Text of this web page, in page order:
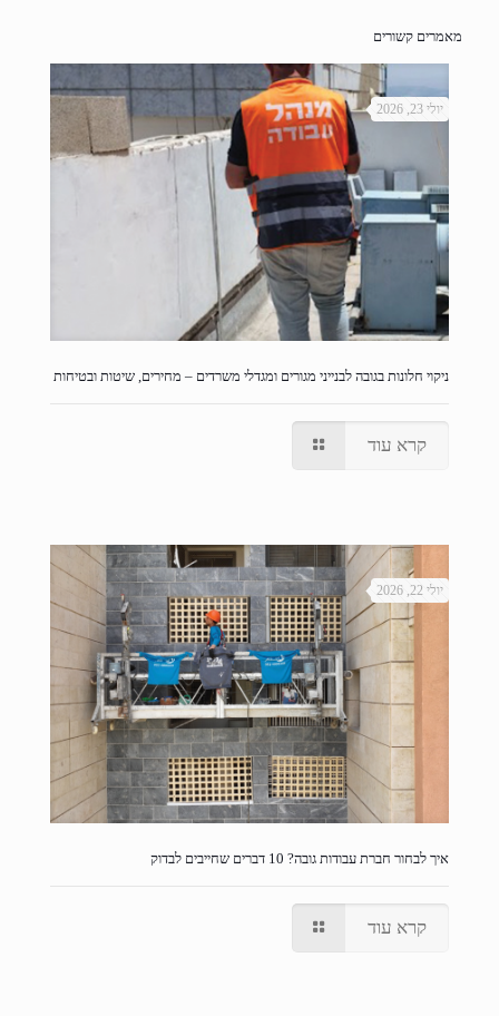
מאמרים קשורים
יולי 23, 2026
ניקוי חלונות בגובה לבנייני מגורים ומגדלי משרדים – מחירים, שיטות ובטיחות
קרא עוד
יולי 22, 2026
איך לבחור חברת עבודות גובה? 10 דברים שחייבים לבדוק
קרא עוד